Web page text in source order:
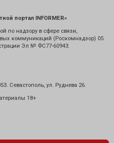
портал INFORMER»
по надзору в сфере связи,
коммуникаций (Роскомнадзор) 05
Эл № ФС77-60943.
Севастополь, ул. Руднева 26.
18+